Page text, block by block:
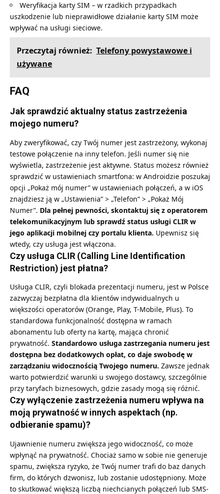
Weryfikacja karty SIM – w rzadkich przypadkach
uszkodzenie lub nieprawidłowe działanie karty SIM może
wpływać na usługi sieciowe.
Przeczytaj również: Telefony powystawowe i
używane
FAQ
Jak sprawdzić aktualny status zastrzeżenia
mojego numeru?
Aby zweryfikować, czy Twój numer jest zastrzeżony, wykonaj
testowe połączenie na inny telefon. Jeśli numer się nie
wyświetla, zastrzeżenie jest aktywne. Status możesz również
sprawdzić w ustawieniach smartfona: w Androidzie poszukaj
opcji „Pokaż mój numer” w ustawieniach połączeń, a w iOS
znajdziesz ją w „Ustawienia” > „Telefon” > „Pokaż Mój
Numer”. Dla pełnej pewności, skontaktuj się z operatorem
telekomunikacyjnym lub sprawdź status usługi CLIR w
jego aplikacji mobilnej czy portalu klienta. Upewnisz się
wtedy, czy usługa jest włączona.
Czy usługa CLIR (Calling Line Identification
Restriction) jest płatna?
Usługa CLIR, czyli blokada prezentacji numeru, jest w Polsce
zazwyczaj bezpłatna dla klientów indywidualnych u
większości operatorów (Orange, Play, T-Mobile, Plus). To
standardowa funkcjonalność dostępna w ramach
abonamentu lub oferty na kartę, mająca chronić
prywatność. Standardowo usługa zastrzegania numeru jest
dostępna bez dodatkowych opłat, co daje swobodę w
zarządzaniu widocznością Twojego numeru. Zawsze jednak
warto potwierdzić warunki u swojego dostawcy, szczególnie
przy taryfach biznesowych, gdzie zasady mogą się różnić.
Czy wyłączenie zastrzeżenia numeru wpływa na
moją prywatność w innych aspektach (np.
odbieranie spamu)?
Ujawnienie numeru zwiększa jego widoczność, co może
wpłynąć na prywatność. Chociaż samo w sobie nie generuje
spamu, zwiększa ryzyko, że Twój numer trafi do baz danych
firm, do których dzwonisz, lub zostanie udostępniony. Może
to skutkować większą liczbą niechcianych połączeń lub SMS-